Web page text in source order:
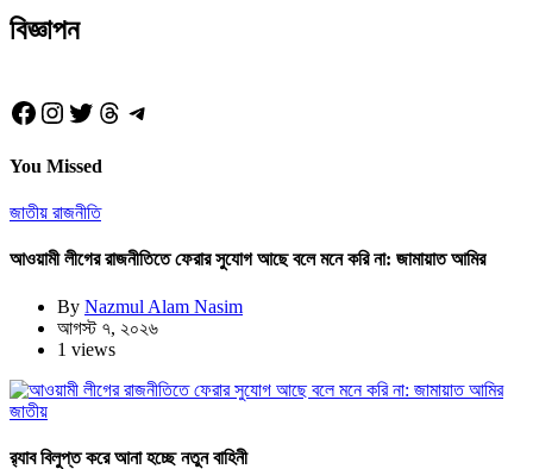
বিজ্ঞাপন
Facebook
Instagram
Twitter
Threads
Telegram
You Missed
জাতীয় রাজনীতি
আওয়ামী লীগের রাজনীতিতে ফেরার সুযোগ আছে বলে মনে করি না: জামায়াত আমির
By Nazmul Alam Nasim
আগস্ট ৭, ২০২৬
1 views
জাতীয়
র‍্যাব বিলুপ্ত করে আনা হচ্ছে নতুন বাহিনী